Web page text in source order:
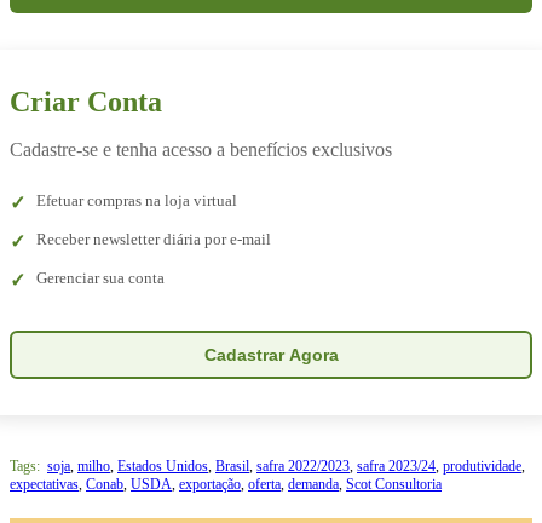
Criar Conta
Cadastre-se e tenha acesso a benefícios exclusivos
Efetuar compras na loja virtual
Receber newsletter diária por e-mail
Gerenciar sua conta
Cadastrar Agora
Tags: soja, milho, Estados Unidos, Brasil, safra 2022/2023, safra 2023/24, produtividade,
expectativas, Conab, USDA, exportação, oferta, demanda, Scot Consultoria